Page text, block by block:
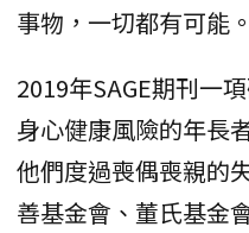
事物，一切都有可能。
2019年SAGE期刊一
身心健康風險的年長
他們度過喪偶喪親的
善基金會、董氏基金